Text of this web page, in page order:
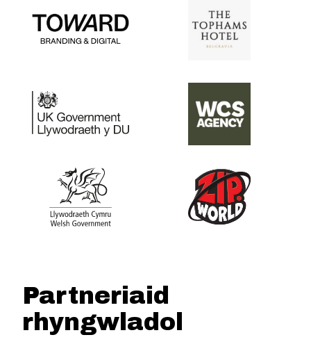
Partneriaid
rhyngwladol